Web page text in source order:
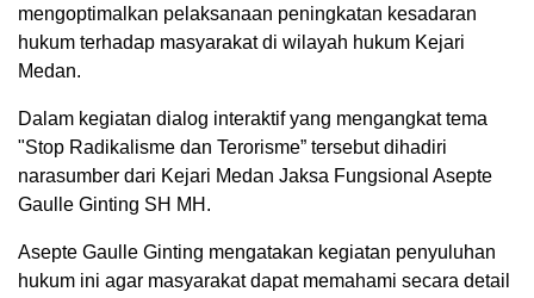
mengoptimalkan pelaksanaan peningkatan kesadaran
hukum terhadap masyarakat di wilayah hukum Kejari
Medan.
Dalam kegiatan dialog interaktif yang mengangkat tema
"Stop Radikalisme dan Terorisme” tersebut dihadiri
narasumber dari Kejari Medan Jaksa Fungsional Asepte
Gaulle Ginting SH MH.
Asepte Gaulle Ginting mengatakan kegiatan penyuluhan
hukum ini agar masyarakat dapat memahami secara detail